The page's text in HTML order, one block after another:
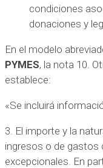
condiciones
donaciones y
En el modelo
PYMES, la nota 10.
establece:
«Se incluirá
3. El importe y la
ingresos o de gastos
excepcionales. En